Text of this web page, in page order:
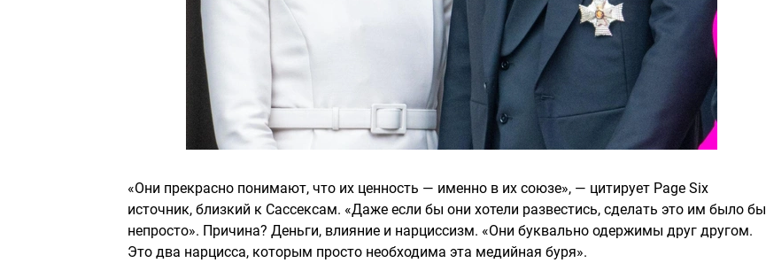
«Они прекрасно понимают, что их ценность — именно в их союзе», — цитирует Page Six
источник, близкий к Сассексам. «Даже если бы они хотели развестись, сделать это им было бы
непросто». Причина? Деньги, влияние и нарциссизм. «Они буквально одержимы друг другом.
Это два нарцисса, которым просто необходима эта медийная буря».